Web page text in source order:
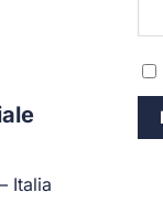
Italia